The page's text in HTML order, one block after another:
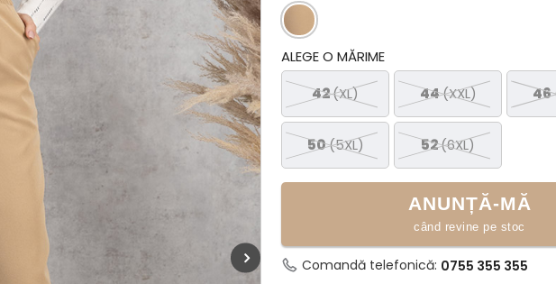
ALEGE O MĂRIME
42(XL) 44(XXL) 46
50(5XL) 52(6XL)
ANUNȚĂ-MĂ
când revine pe stoc
Comandă telefonică: 0755 355 355